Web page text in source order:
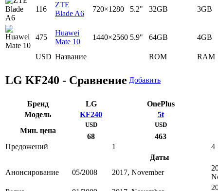
USD Название ROM RAM
116
ZTE
Blade A6
720×1280 5.2" 32GB 3GB
475
Huawei
Mate 10
1440×2560 5.9" 64GB 4GB
LG KF240 - Сравнение Добавить
Бренд LG
OnePlus
Модель
KF240
5t
Мин. цена
USD
68
USD
463
Предожений
1
4
Даты
Анонсирование
05/2008 2017, November